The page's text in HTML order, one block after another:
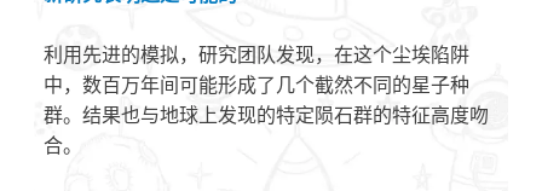
利用先进的模拟，研究团队发现，在这个尘埃陷阱
中，数百万年间可能形成了几个截然不同的星子种
群。结果也与地球上发现的特定陨石群的特征高度吻
合。